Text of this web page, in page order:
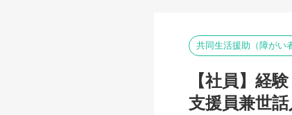
共同生活援助（障がい
【社員】経
支援員兼世